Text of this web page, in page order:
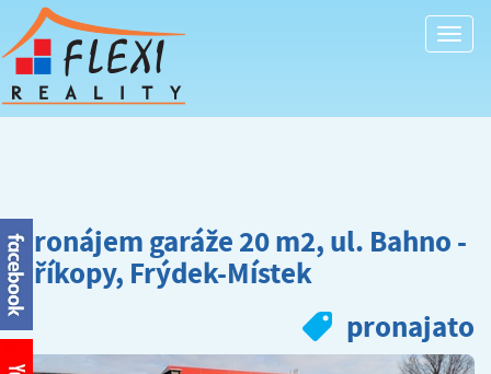
Pronájem garáže 20 m2, ul. Bahno -
Příkopy, Frýdek-Místek
pronajato